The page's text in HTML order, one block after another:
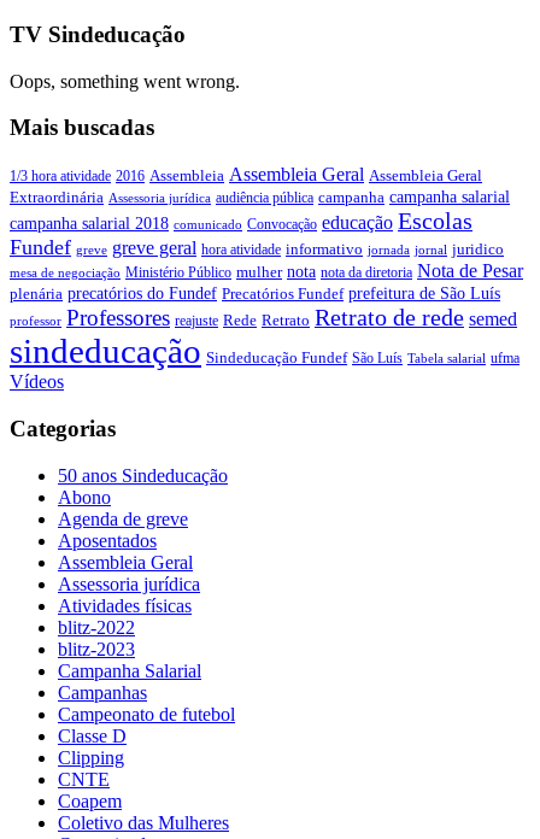
TV Sindeducação
Oops, something went wrong.
Mais buscadas
1/3 hora atividade 2016 Assembleia Assembleia Geral Assembleia Geral
Extraordinária Assessoria jurídica audiência pública campanha campanha salarial
campanha salarial 2018 comunicado Convocação educação Escolas
Fundef greve greve geral hora atividade informativo jornada jornal juridico
mesa de negociação Ministério Público mulher nota nota da diretoria Nota de Pesar
plenária precatórios do Fundef Precatórios Fundef prefeitura de São Luís
professor Professores reajuste Rede Retrato Retrato de rede semed
sindeducação Sindeducação Fundef São Luís Tabela salarial ufma
Vídeos
Categorias
50 anos Sindeducação
Abono
Agenda de greve
Aposentados
Assembleia Geral
Assessoria jurídica
Atividades físicas
blitz-2022
blitz-2023
Campanha Salarial
Campanhas
Campeonato de futebol
Classe D
Clipping
CNTE
Coapem
Coletivo das Mulheres